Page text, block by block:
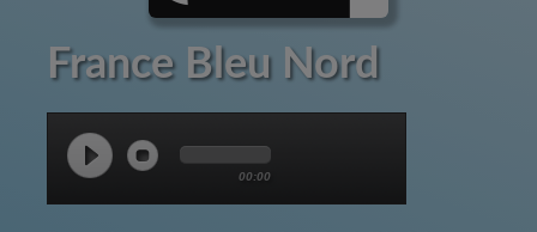
France Bleu Nord
00:00